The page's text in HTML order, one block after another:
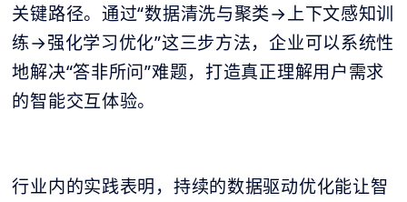
关键路径。通过“数据清洗与聚类→上下文感知训
练→强化学习优化”这三步方法，企业可以系统性
地解决“答非所问”难题，打造真正理解用户需求
的智能交互体验。
行业内的实践表明，持续的数据驱动优化能让智